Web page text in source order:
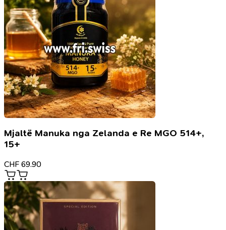
Mjaltë Manuka nga Zelanda e Re MGO 514+,
15+
CHF 69.90